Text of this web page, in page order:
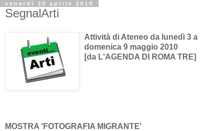
venerdì 30 aprile 2010
SegnalArti
Attività di Ateneo da lunedì 3 a
domenica 9 maggio 2010
[da L'AGENDA DI ROMA TRE]
MOSTRA 'FOTOGRAFIA MIGRANTE'